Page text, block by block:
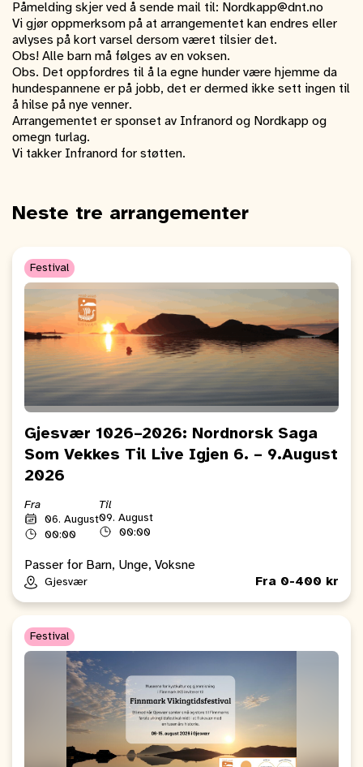
Påmelding skjer ved å sende mail til: Nordkapp@dnt.no
Vi gjør oppmerksom på at arrangementet kan endres eller
avlyses på kort varsel dersom været tilsier det.
Obs! Alle barn må følges av en voksen.
Obs. Det oppfordres til å la egne hunder være hjemme da
hundespannene er på jobb, det er dermed ikke sett ingen til
å hilse på nye venner.
Arrangementet er sponset av Infranord og Nordkapp og
omegn turlag.
Vi takker Infranord for støtten.
Neste tre arrangementer
Festival
Gjesvær 1026–2026: Nordnorsk Saga
Som Vekkes Til Live Igjen 6. – 9.August
2026
Fra
06. August
00:00
Til
09. August
00:00
Passer for Barn, Unge, Voksne
Gjesvær Fra 0-400 kr
Festival